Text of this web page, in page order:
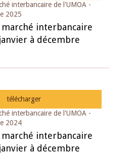
interbancaire de l'UMOA -
2025
interbancaire
à décembre
télécharger
interbancaire de l'UMOA -
2024
interbancaire
à décembre